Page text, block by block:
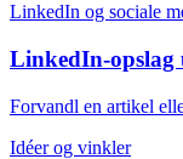
LinkedIn og sociale
LinkedIn-opslag
Forvandl en artikel
Idéer og vinkler